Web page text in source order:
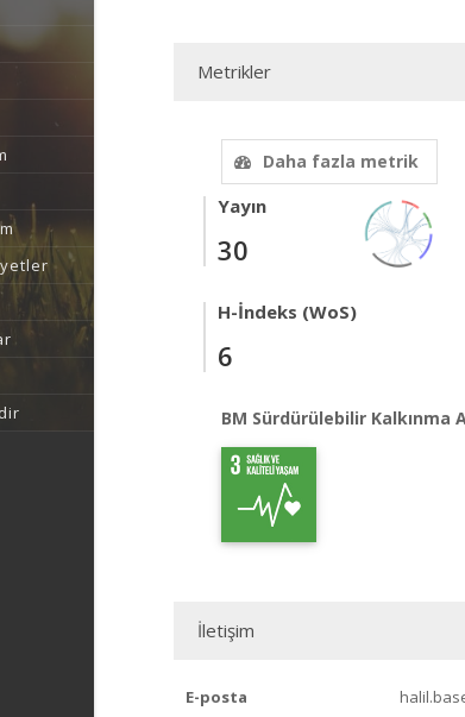
Metrikler
Daha fazla metrik
Yayın
30
H-İndeks (WoS)
6
BM Sürdürülebilir Kalkınma
İletişim
E-posta